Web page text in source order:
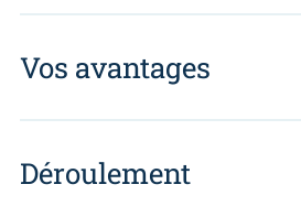
Vos avantages
Déroulement